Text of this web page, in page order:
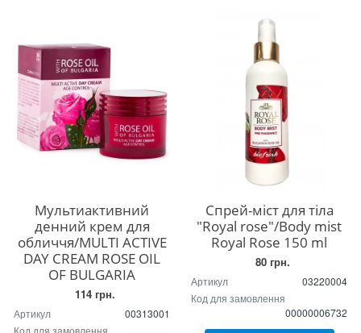
Мультиактивний
денний крем для
обличчя/MULTI ACTIVE
DAY CREAM ROSE OIL
OF BULGARIA
114 грн.
Артикул
00313001
Код для замовлення
Спрей-міст для тіла
"Royal rose"/Body mist
Royal Rose 150 ml
80 грн.
Артикул
03220004
Код для замовлення
00000006732